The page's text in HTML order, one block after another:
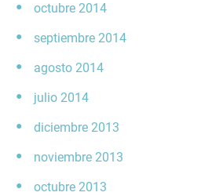
octubre 2014
septiembre 2014
agosto 2014
julio 2014
diciembre 2013
noviembre 2013
octubre 2013